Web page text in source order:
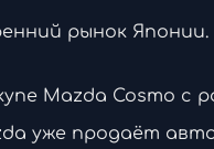
рынок
купе Mazda Cosmo
уже продаёт